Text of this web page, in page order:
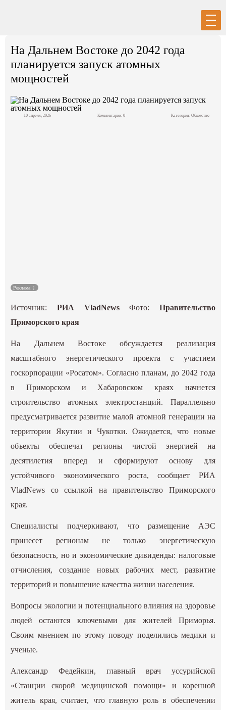
Вход Регистрация
На Дальнем Востоке до 2042 года
планируется запуск атомных
мощностей
10 апреля, 2026 Комментарии: 0 Категория: Общество
Реклама
Источник: РИА VladNewsФото: Правительство
Приморского края
На Дальнем Востоке обсуждается реализация
масштабного энергетического проекта с участием
госкорпорации «Росатом». Согласно планам, до 2042 года
в Приморском и Хабаровском краях начнется
строительство атомных электростанций. Параллельно
предусматривается развитие малой атомной генерации на
территории Якутии и Чукотки. Ожидается, что новые
объекты обеспечат регионы чистой энергией на
десятилетия вперед и сформируют основу для
устойчивого экономического роста, сообщает РИА
VladNews со ссылкой на правительство Приморского
края.
Специалисты подчеркивают, что размещение АЭС
принесет регионам не только энергетическую
безопасность, но и экономические дивиденды: налоговые
отчисления, создание новых рабочих мест, развитие
территорий и повышение качества жизни населения.
Вопросы экологии и потенциального влияния на здоровье
людей остаются ключевыми для жителей Приморья.
Своим мнением по этому поводу поделились медики и
ученые.
Александр Федейкин, главный врач уссурийской
«Станции скорой медицинской помощи» и коренной
житель края, считает, что главную роль в обеспечении